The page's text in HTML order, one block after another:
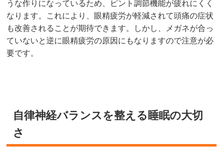
うな作りになっているため、ピント調節機能が疲れにくく
なります。これにより、眼精疲労が軽減されて頭痛の症状
も改善されることが期待できます。しかし、メガネが合っ
ていないと逆に眼精疲労の原因にもなりますので注意が必
要です。
自律神経バランスを整える睡眠の大切
さ